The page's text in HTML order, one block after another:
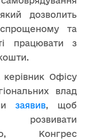
дозволить
та
працювати з
керівник Офісу
влад
заявив, щоб
розвивати
Конгрес